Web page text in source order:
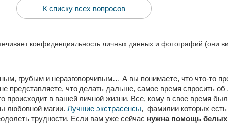
К списку всех вопросов
конфиденциальность личных данных и фотографий (они
грубым и неразговорчивым… А вы понимаете, что что-то
представляете, что делать дальше, самое время спросить об
происходит в вашей личной жизни. Все, кому в свое время
любовной магии. Лучшие экстрасенсы, фамилии которых
трудности. Если вам уже сейчас нужна помощь белых